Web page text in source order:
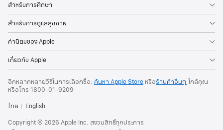
สำหรับการศึกษา
สำหรับการดูแลสุขภาพ
ค่านิยมของ Apple
เกี่ยวกับ Apple
อีกหลากหลายวิธีในการเลือกซื้อ: ค้นหา Apple Store หรือร้านค้าอื่นๆ ใกล้คุณ
หรือโทร 1800-01-9209
ไทย
English
Copyright © 2026 Apple Inc. สงวนสิทธิ์ทุกประการ